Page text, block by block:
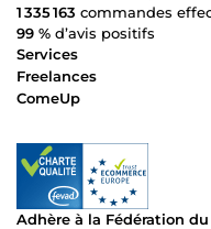
1 335 163 commandes
99 % d’avis positifs
Services
Freelances
ComeUp
Adhère à la Fédération